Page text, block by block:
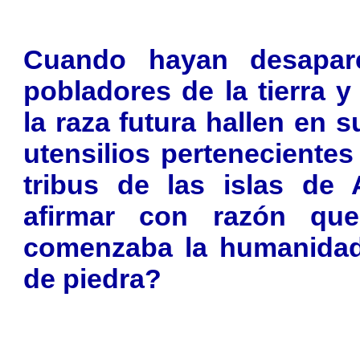
Cuando hayan
pobladores de la tierra
la raza futura hallen en
utensilios
tribus de las islas de
afirmar con razón
comenzaba la
de piedra?